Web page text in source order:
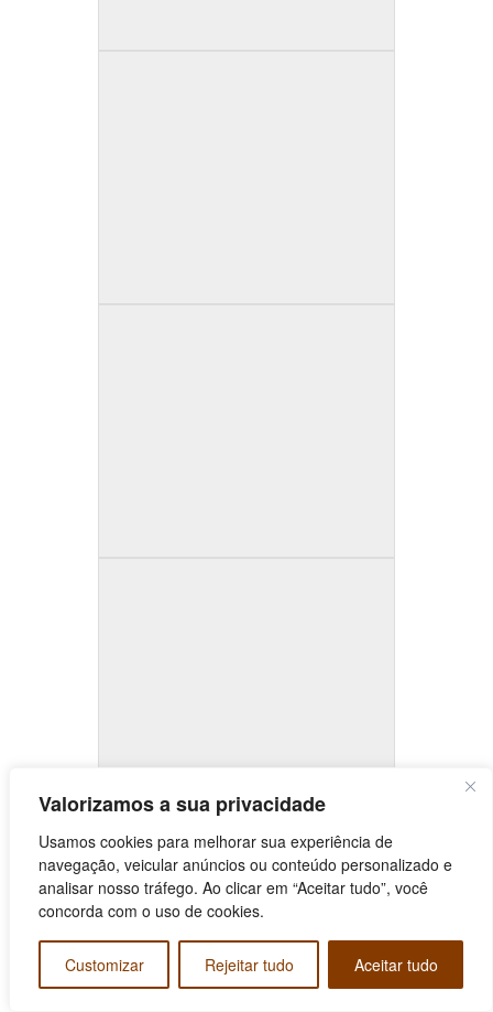
Valorizamos a sua privacidade
Usamos cookies para melhorar sua experiência de
navegação, veicular anúncios ou conteúdo personalizado e
analisar nosso tráfego. Ao clicar em “Aceitar tudo”, você
concorda com o uso de cookies.
Customizar Rejeitar tudo Aceitar tudo